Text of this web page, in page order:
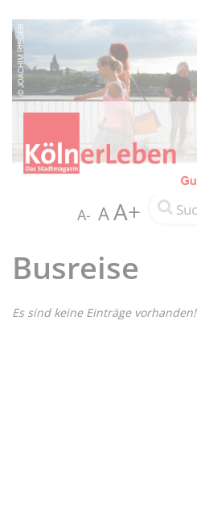
A- AA+
Busreise
Es sind keine Einträge vorhanden!